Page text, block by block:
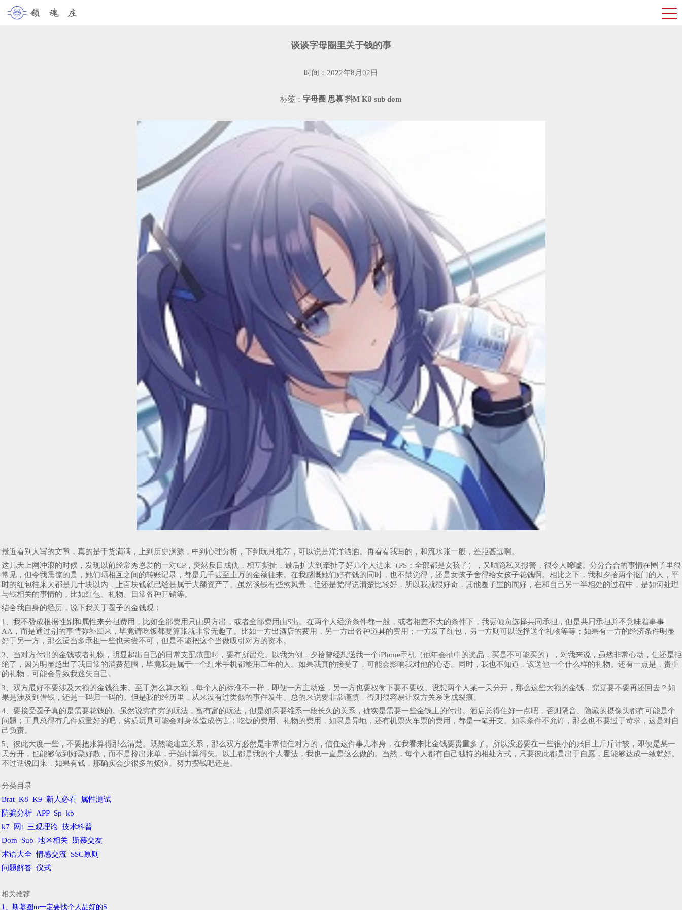
谈谈字母圈里关于钱的事
时间：2022年8月02日
标签： 字母圈 思慕 抖M K8 sub dom
最近看别人写的文章，真的是干货满满，上到历史渊源，中到心理分析，下到玩具推荐，可以说是洋洋洒洒。再看看我写的，和流水账一般，差距甚远啊。
这几天上网冲浪的时候，发现以前经常秀恩爱的一对CP，突然反目成仇，相互撕扯，最后扩大到牵扯了好几个人进来（PS：全部都是女孩子），又晒隐私又报警，很令人唏嘘。分分合合的事情在圈子里很
常见，但令我震惊的是，她们晒相互之间的转账记录，都是几千甚至上万的金额往来。在我感慨她们好有钱的同时，也不禁觉得，还是女孩子舍得给女孩子花钱啊。相比之下，我和夕拾两个抠门的人，平
时的红包往来大都是几十块以内，上百块钱就已经是属于大额资产了。虽然谈钱有些煞风景，但还是觉得说清楚比较好，所以我就很好奇，其他圈子里的同好，在和自己另一半相处的过程中，是如何处理
与钱相关的事情的，比如红包、礼物、日常各种开销等。
结合我自身的经历，说下我关于圈子的金钱观：
1、我不赞成根据性别和属性来分担费用，比如全部费用只由男方出，或者全部费用由S出。在两个人经济条件都一般，或者相差不大的条件下，我更倾向选择共同承担，但是共同承担并不意味着事事
AA，而是通过别的事情弥补回来，毕竟请吃饭都要算账就非常无趣了。比如一方出酒店的费用，另一方出各种道具的费用；一方发了红包，另一方则可以选择送个礼物等等；如果有一方的经济条件明显
好于另一方，那么适当多承担一些也未尝不可，但是不能把这个当做吸引对方的资本。
2、当对方付出的金钱或者礼物，明显超出自己的日常支配范围时，要有所留意。以我为例，夕拾曾经想送我一个iPhone手机（他年会抽中的奖品，买是不可能买的），对我来说，虽然非常心动，但还是拒
绝了，因为明显超出了我日常的消费范围，毕竟我是属于一个红米手机都能用三年的人。如果我真的接受了，可能会影响我对他的心态。同时，我也不知道，该送他一个什么样的礼物。还有一点是，贵重
的礼物，可能会导致我迷失自己。
3、双方最好不要涉及大额的金钱往来。至于怎么算大额，每个人的标准不一样，即便一方主动送，另一方也要权衡下要不要收。设想两个人某一天分开，那么这些大额的金钱，究竟要不要再还回去？如
果是涉及到借钱，还是一码归一码的。但是我的经历里，从来没有过类似的事件发生。总的来说要非常谨慎，否则很容易让双方关系造成裂痕。
4、要接受圈子真的是需要花钱的。虽然说穷有穷的玩法，富有富的玩法，但是如果要维系一段长久的关系，确实是需要一些金钱上的付出。酒店总得住好一点吧，否则隔音、隐藏的摄像头都有可能是个
问题；工具总得有几件质量好的吧，劣质玩具可能会对身体造成伤害；吃饭的费用、礼物的费用，如果是异地，还有机票火车票的费用，都是一笔开支。如果条件不允许，那么也不要过于苛求，这是对自
己负责。
5、彼此大度一些，不要把账算得那么清楚。既然能建立关系，那么双方必然是非常信任对方的，信任这件事儿本身，在我看来比金钱要贵重多了。所以没必要在一些很小的账目上斤斤计较，即便是某一
天分开，也能够做到好聚好散，而不是拎出账单，开始计算得失。以上都是我的个人看法，我也一直是这么做的。当然，每个人都有自己独特的相处方式，只要彼此都是出于自愿，且能够达成一致就好。
不过话说回来，如果有钱，那确实会少很多的烦恼。努力攒钱吧还是。
分类目录
Brat K8 K9 新人必看
属性测试
防骗分析 APP Sp kb
k7
网t 三观理论 技术科普
Dom Sub 地区相关 斯慕交友
术语大全 情感交流 SSC原则
问题解答 仪式
相关推荐
1、斯慕圈m一定要找个人品好的S